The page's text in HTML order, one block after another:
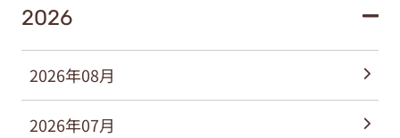
2026
2026年08月
2026年07月